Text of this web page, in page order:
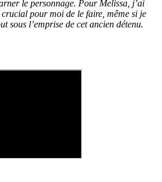
le personnage. Pour Melissa, j’ai
crucial pour moi de le faire, même si je
sous l’emprise de cet ancien détenu.